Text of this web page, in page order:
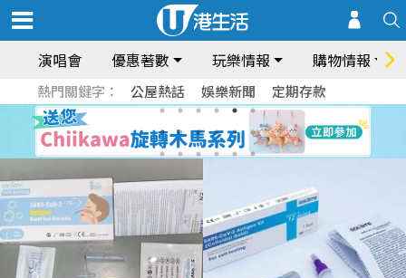
演唱會 優惠著數 玩樂情報 購物情報
熱門關鍵字： 公屋熱話 娛樂新聞 定期存款